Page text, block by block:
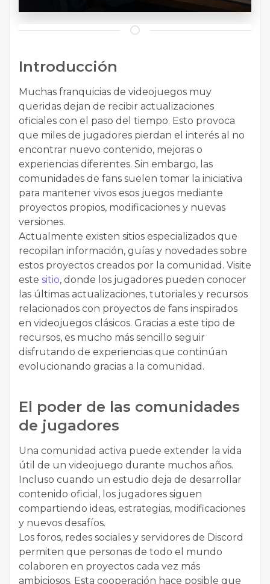
Introducción
Muchas franquicias de videojuegos muy
queridas dejan de recibir actualizaciones
oficiales con el paso del tiempo. Esto provoca
que miles de jugadores pierdan el interés al no
encontrar nuevo contenido, mejoras o
experiencias diferentes. Sin embargo, las
comunidades de fans suelen tomar la iniciativa
para mantener vivos esos juegos mediante
proyectos propios, modificaciones y nuevas
versiones.
Actualmente existen sitios especializados que
recopilan información, guías y novedades sobre
estos proyectos creados por la comunidad. Visite
este sitio, donde los jugadores pueden conocer
las últimas actualizaciones, tutoriales y recursos
relacionados con proyectos de fans inspirados
en videojuegos clásicos. Gracias a este tipo de
recursos, es mucho más sencillo seguir
disfrutando de experiencias que continúan
evolucionando gracias a la comunidad.
El poder de las comunidades
de jugadores
Una comunidad activa puede extender la vida
útil de un videojuego durante muchos años.
Incluso cuando un estudio deja de desarrollar
contenido oficial, los jugadores siguen
compartiendo ideas, estrategias, modificaciones
y nuevos desafíos.
Los foros, redes sociales y servidores de Discord
permiten que personas de todo el mundo
colaboren en proyectos cada vez más
ambiciosos. Esta cooperación hace posible que